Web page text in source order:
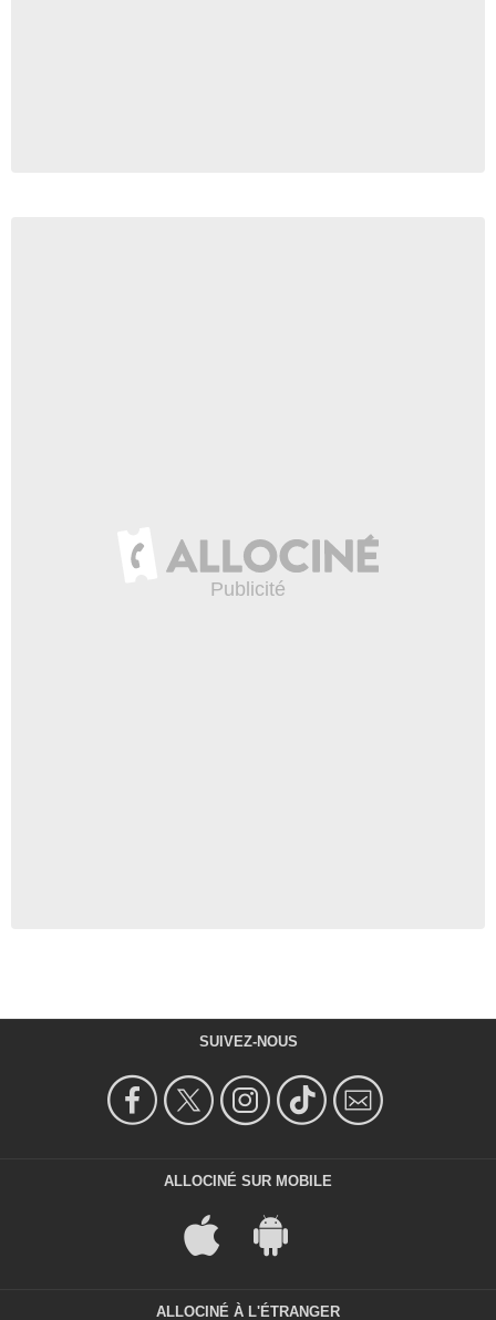
SUIVEZ-NOUS
ALLOCINÉ SUR MOBILE
ALLOCINÉ À L'ÉTRANGER